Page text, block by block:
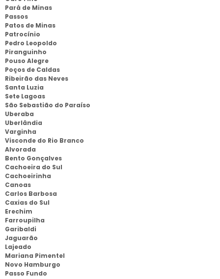
Pará de Minas
Passos
Patos de Minas
Patrocínio
Pedro Leopoldo
Piranguinho
Pouso Alegre
Poços de Caldas
Ribeirão das Neves
Santa Luzia
Sete Lagoas
São Sebastião do Paraíso
Uberaba
Uberlândia
Varginha
Visconde do Rio Branco
Alvorada
Bento Gonçalves
Cachoeira do Sul
Cachoeirinha
Canoas
Carlos Barbosa
Caxias do Sul
Erechim
Farroupilha
Garibaldi
Jaguarão
Lajeado
Mariana Pimentel
Novo Hamburgo
Passo Fundo